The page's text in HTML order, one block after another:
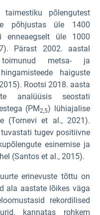
põlengutest
põhjustas üle 1400
enneaegselt üle 1000
Pärast 2002. aastal
metsa- ja
haiguste
Rootsi 2018. aasta
analüüsis seostati
(PM2,5) lühiajalise
(Tornevi et al., 2021).
tugev positiivne
esinemise ja
(Santos et al., 2015).
erinevuste tõttu on
ala aastate lõikes väga
rekordilised
kannatas rohkem